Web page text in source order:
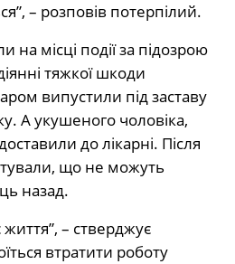
– розповів потерпілий.
на місці події за підозрою
тяжкої шкоди
випустили під заставу
А укушеного чоловіка,
до лікарні. Після
що не можуть
назад.
– стверджує
втратити роботу